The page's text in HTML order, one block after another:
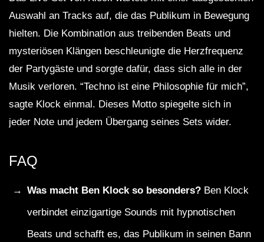
Auswahl an Tracks auf, die das Publikum in Bewegung
hielten. Die Kombination aus treibenden Beats und
mysteriösen Klängen beschleunigte die Herzfrequenz
der Partygäste und sorgte dafür, dass sich alle in der
Musik verloren. “Techno ist eine Philosophie für mich”,
sagte Klock einmal. Dieses Motto spiegelte sich in
jeder Note und jedem Übergang seines Sets wider.
FAQ
Was macht Ben Klock so besonders? Ben Klock
verbindet einzigartige Sounds mit hypnotischen
Beats und schafft es, das Publikum in seinen Bann